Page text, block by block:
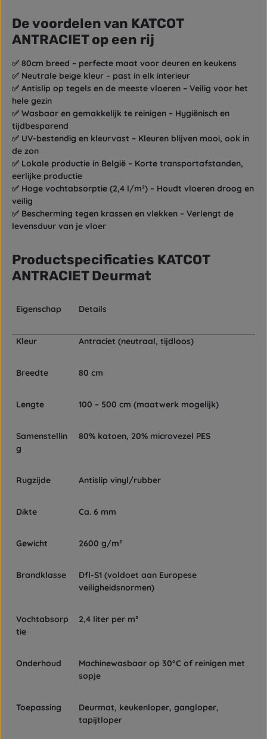
De voordelen van KATCOT
ANTRACIET op een rij
✅ 80cm breed – perfecte maat voor deuren en keukens
✅ Neutrale beige kleur – past in elk interieur
✅ Antislip op tegels en de meeste vloeren – Veilig voor het
hele gezin
✅ Wasbaar en gemakkelijk te reinigen – Hygiënisch en
tijdbesparend
✅ UV-bestendig en kleurvast – Kleuren blijven mooi, ook in
de zon
✅ Lokale productie in België – Korte transportafstanden,
eerlijke productie
✅ Hoge vochtabsorptie (2,4 l/m²) – Houdt vloeren droog en
veilig
✅ Bescherming tegen krassen en vlekken – Verlengt de
levensduur van je vloer
Productspecificaties KATCOT
ANTRACIET Deurmat
Eigenschap Details
Kleur Antraciet (neutraal, tijdloos)
Breedte 80 cm
Lengte 100 – 500 cm (maatwerk mogelijk)
Samenstellin
g
80% katoen, 20% microvezel PES
Rugzijde Antislip vinyl/rubber
Dikte Ca. 6 mm
Gewicht 2600 g/m²
Brandklasse
Dfl-S1 (voldoet aan Europese
veiligheidsnormen)
Vochtabsorp
tie
2,4 liter per m²
Onderhoud
Machinewasbaar op 30°C of reinigen met
sopje
Toepassing
Deurmat, keukenloper, gangloper,
tapijtloper